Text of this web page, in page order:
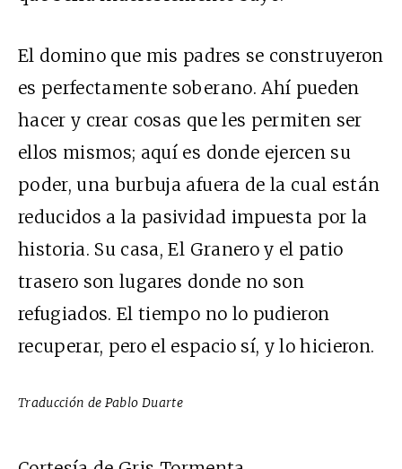
El domino que mis padres se construyeron
es perfectamente soberano. Ahí pueden
hacer y crear cosas que les permiten ser
ellos mismos; aquí es donde ejercen su
poder, una burbuja afuera de la cual están
reducidos a la pasividad impuesta por la
historia. Su casa, El Granero y el patio
trasero son lugares donde no son
refugiados. El tiempo no lo pudieron
recuperar, pero el espacio sí, y lo hicieron.
Traducción de Pablo Duarte